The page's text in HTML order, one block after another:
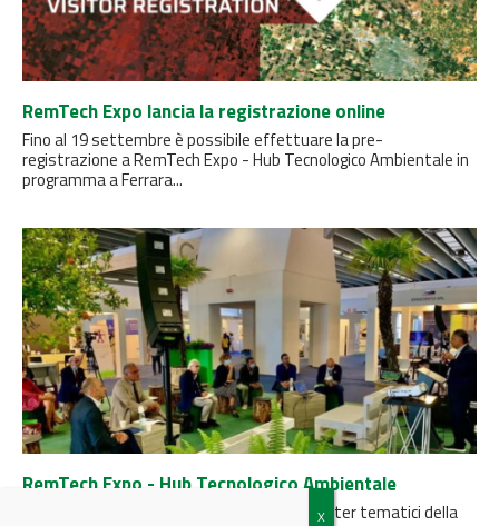
RemTech Expo lancia la registrazione online
Fino al 19 settembre è possibile effettuare la pre-
registrazione a RemTech Expo - Hub Tecnologico Ambientale in
programma a Ferrara...
RemTech Expo - Hub Tecnologico Ambientale
RemTech Expo 2022 presenta i quattro cluster tematici della